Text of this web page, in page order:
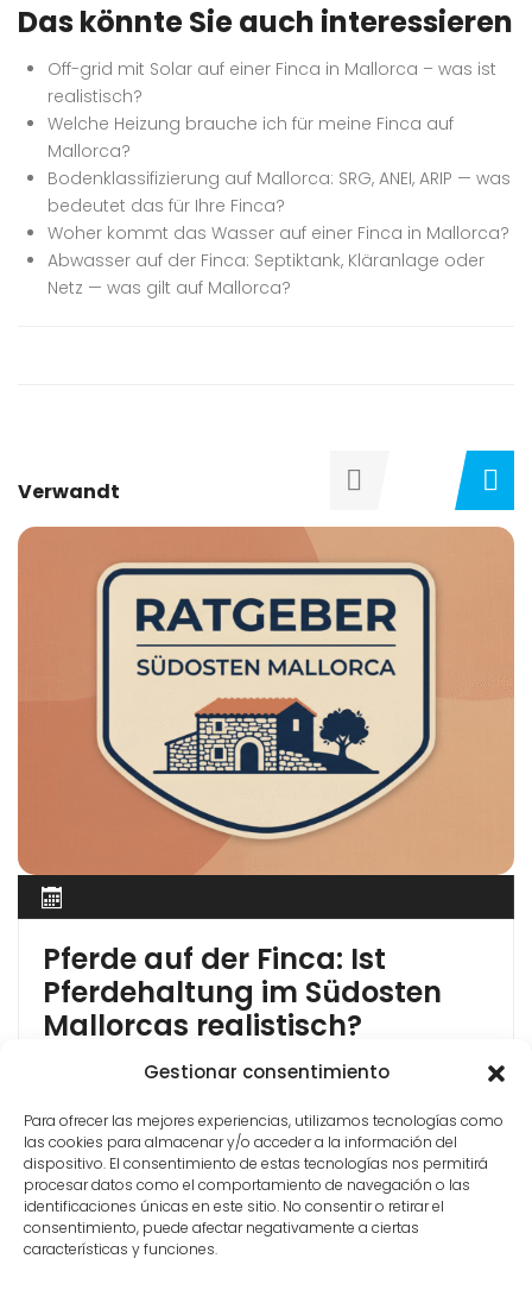
Gestionar consentimiento
Para ofrecer las mejores experiencias, utilizamos tecnologías como
las cookies para almacenar y/o acceder a la información del
dispositivo. El consentimiento de estas tecnologías nos permitirá
procesar datos como el comportamiento de navegación o las
identificaciones únicas en este sitio. No consentir o retirar el
consentimiento, puede afectar negativamente a ciertas
características y funciones.
Das könnte Sie auch interessieren
Off-grid mit Solar auf einer Finca in Mallorca – was ist
realistisch?
Welche Heizung brauche ich für meine Finca auf
Mallorca?
Bodenklassifizierung auf Mallorca: SRG, ANEI, ARIP — was
bedeutet das für Ihre Finca?
Woher kommt das Wasser auf einer Finca in Mallorca?
Abwasser auf der Finca: Septiktank, Kläranlage oder
Netz — was gilt auf Mallorca?
Verwandt
Pferde auf der Finca: Ist
Pferdehaltung im Südosten
Mallorcas realistisch?
Eine Finca mit Pferden — Wunsch und Wirklichkeit
Insel hat eine lange Pferdetradition: Die
mallorquinischen Traber (Trotters) sind auf der
ganzen Insel bekannt, in Manacor gibt es eine der
ältesten Trabrennbahnen Spaniens, und auf dem
Land sieht man immer wieder Pferde auf Weiden
rund um Fincas. Wer […]